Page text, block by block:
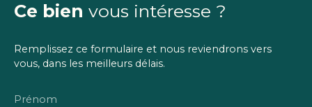
Ce bien vous intéresse ?
Remplissez ce formulaire et nous reviendrons vers
vous, dans les meilleurs délais.
Prénom